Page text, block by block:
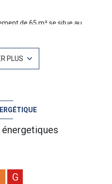
de 65 m² se situe au
équipée ouverte sur un
pouvant être fermée
arboré parfaitement entretenu.
est également à
n'hésitez pas à contacter
risques auxquels ce bien est
PLUS
G